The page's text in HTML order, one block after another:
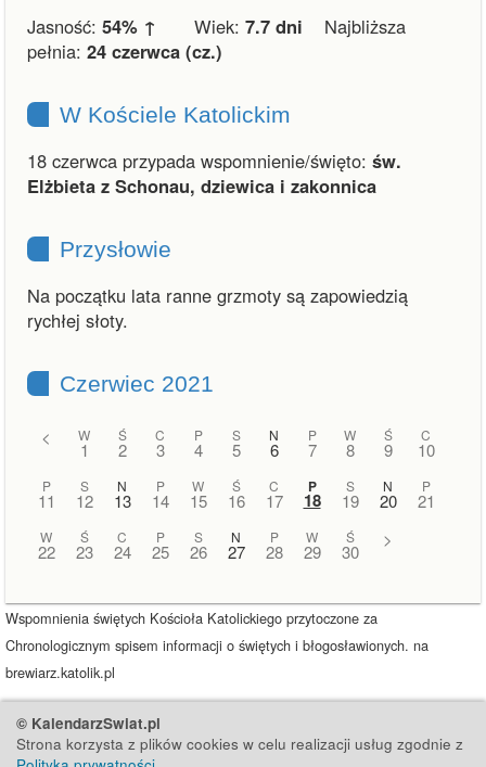
Jasność: 54% ↑ Wiek: 7.7 dni Najbliższa
pełnia: 24 czerwca (cz.)
W Kościele Katolickim
18 czerwca przypada wspomnienie/święto: św.
Elżbieta z Schonau, dziewica i zakonnica
Przysłowie
Na początku lata ranne grzmoty są zapowiedzią
rychłej słoty.
Czerwiec 2021
< W
1
Ś
2
C
3
P
4
S
5
N
6
P
7
W
8
Ś
9
C
10
P
11
S
12
N
13
P
14
W
15
Ś
16
C
17
P
18
S
19
N
20
P
21
W
22
Ś
23
C
24
P
25
S
26
N
27
P
28
W
29
Ś
30
>
Wspomnienia świętych Kościoła Katolickiego przytoczone za
Chronologicznym spisem informacji o świętych i błogosławionych. na
brewiarz.katolik.pl
© KalendarzSwiat.pl
Strona korzysta z plików cookies w celu realizacji usług zgodnie z